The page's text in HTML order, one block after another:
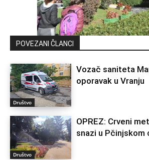
POVEZANI ČLANCI
Društvo
Vozač saniteta
oporavak u Vranju
Društvo
OPREZ: Crveni
snazi u Pčinjskom